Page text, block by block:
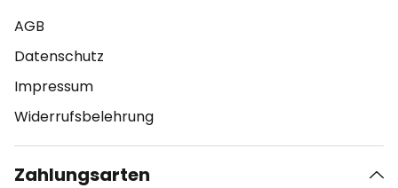
AGB
Datenschutz
Impressum
Widerrufsbelehrung
Zahlungsarten